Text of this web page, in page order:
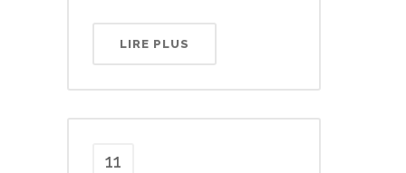
LIRE PLUS
11